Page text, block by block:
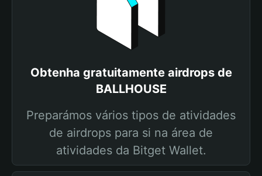
Obtenha gratuitamente airdrops de
BALLHOUSE
Preparámos vários tipos de atividades
de airdrops para si na área de
atividades da Bitget Wallet.